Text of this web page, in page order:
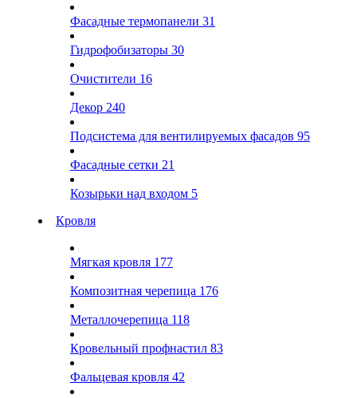
Фасадные термопанели 31
Гидрофобизаторы 30
Очистители 16
Декор 240
Подсистема для вентилируемых фасадов 95
Фасадные сетки 21
Козырьки над входом 5
Кровля
Мягкая кровля 177
Композитная черепица 176
Металлочерепица 118
Кровельный профнастил 83
Фальцевая кровля 42